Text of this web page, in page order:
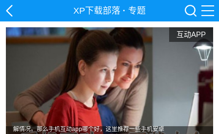
XP下载部落· 专题
互动APP
随着科技的发展，现在双方的互动都可以非常简单了，特别
是对于家长来说，和老师的互动可以通过手机互动app来了
解情况。那么手机互动app哪个好，这里推荐一些手机安卓